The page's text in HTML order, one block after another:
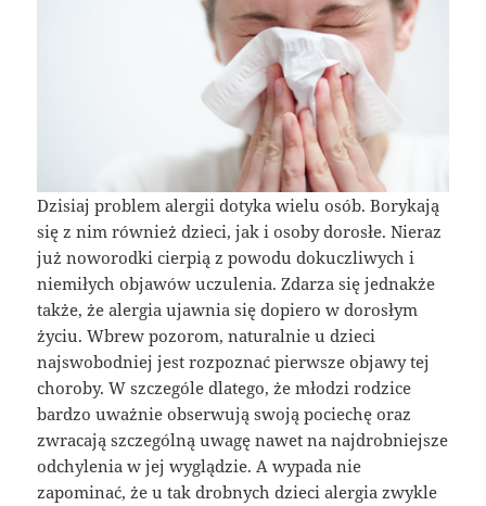
Dzisiaj problem alergii dotyka wielu osób. Borykają
się z nim również dzieci, jak i osoby dorosłe. Nieraz
już noworodki cierpią z powodu dokuczliwych i
niemiłych objawów uczulenia. Zdarza się jednakże
także, że alergia ujawnia się dopiero w dorosłym
życiu. Wbrew pozorom, naturalnie u dzieci
najswobodniej jest rozpoznać pierwsze objawy tej
choroby. W szczególe dlatego, że młodzi rodzice
bardzo uważnie obserwują swoją pociechę oraz
zwracają szczególną uwagę nawet na najdrobniejsze
odchylenia w jej wyglądzie. A wypada nie
zapominać, że u tak drobnych dzieci alergia zwykle